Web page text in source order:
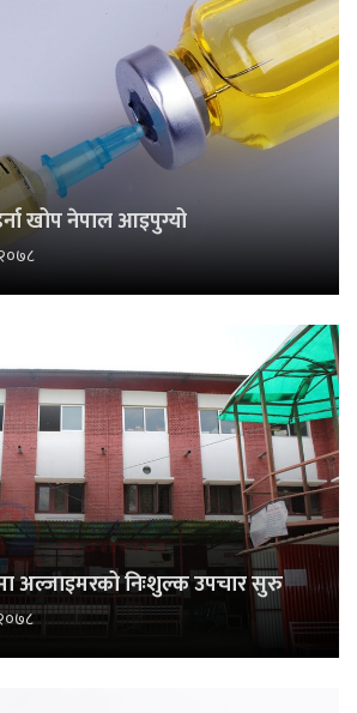
खोप नेपाल आइपुग्यो
अल्जाइमरको निःशुल्क उपचार सुरु